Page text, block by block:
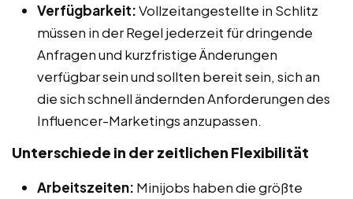
Verfügbarkeit:Vollzeitangestellte in Schlitz
müssen in der Regel jederzeit für dringende
Anfragen und kurzfristige Änderungen
verfügbar sein und sollten bereit sein, sich an
die sich schnell ändernden Anforderungen des
Influencer-Marketings anzupassen.
Unterschiede in der zeitlichen Flexibilität
Arbeitszeiten: Minijobs haben die größte